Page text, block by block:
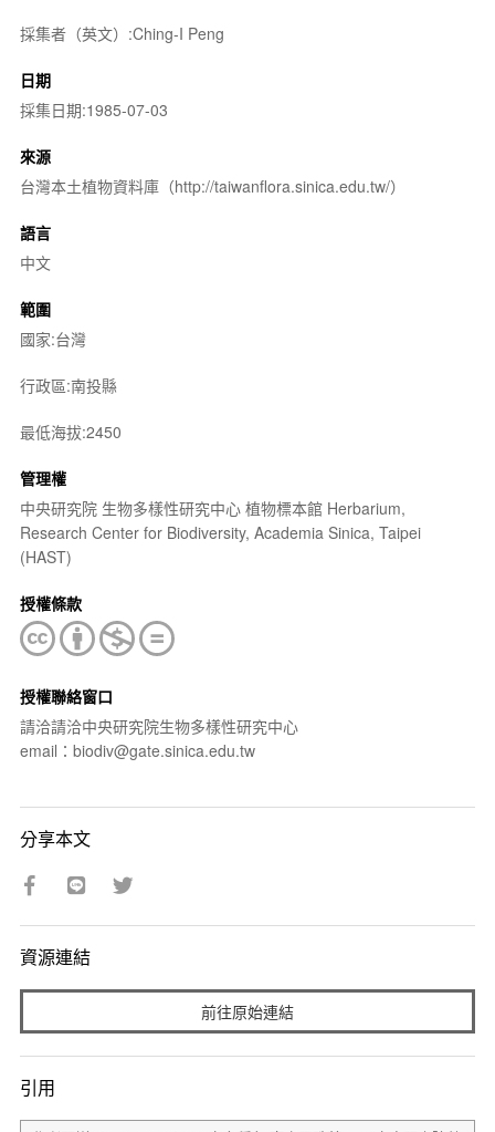
採集者（英文）:Ching-I Peng
日期
採集日期:1985-07-03
來源
台灣本土植物資料庫（http://taiwanflora.sinica.edu.tw/）
語言
中文
範圍
國家:台灣
行政區:南投縣
最低海拔:2450
管理權
中央研究院 生物多樣性研究中心 植物標本館 Herbarium,
Research Center for Biodiversity, Academia Sinica, Taipei
(HAST)
授權條款
授權聯絡窗口
請洽請洽中央研究院生物多樣性研究中心
email：biodiv@gate.sinica.edu.tw
分享本文
資源連結
前往原始連結
引用